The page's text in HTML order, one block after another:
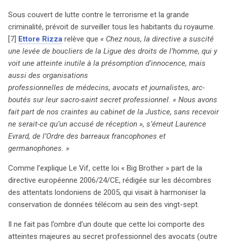
Sous couvert de lutte contre le terrorisme et la grande
criminalité, prévoit de surveiller tous les habitants du royaume.
[7] Ettore Rizza relève que « Chez nous, la directive a suscité
une levée de boucliers de la Ligue des droits de l’homme, qui y
voit une atteinte inutile à la présomption d’innocence, mais
aussi des organisations
professionnelles de médecins, avocats et journalistes, arc-
boutés sur leur sacro-saint secret professionnel. « Nous avons
fait part de nos craintes au cabinet de la Justice, sans recevoir
ne serait-ce qu’un accusé de réception », s’émeut Laurence
Evrard, de l’Ordre des barreaux francophones et
germanophones. »
Comme l’explique Le Vif, cette loi « Big Brother » part de la
directive européenne 2006/24/CE, rédigée sur les décombres
des attentats londoniens de 2005, qui visait à harmoniser la
conservation de données télécom au sein des vingt-sept.
Il ne fait pas l’ombre d’un doute que cette loi comporte des
atteintes majeures au secret professionnel des avocats (outre